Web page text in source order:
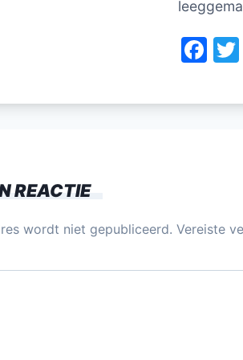
F
c
k
REACTIE
wordt niet gepubliceerd. Vereiste